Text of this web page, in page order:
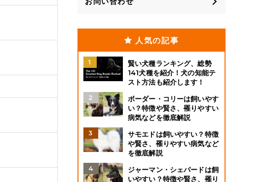
人気の記事
賢い犬種ランキング、総勢
141犬種を紹介！犬の知能テ
スト方法も紹介します！
ボーダー・コリーは飼いやす
い？特徴や賢さ、罹りやすい
病気などを徹底解説
サモエドは飼いやすい？特徴
や賢さ、罹りやすい病気など
を徹底解説
ジャーマン・シェパードは飼
いやすい？特徴や賢さ、罹り